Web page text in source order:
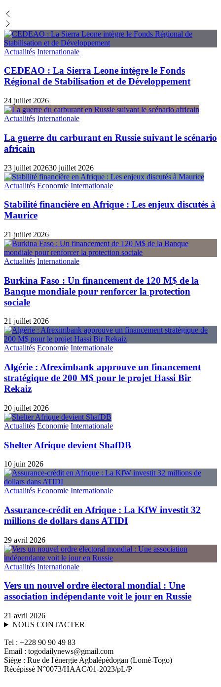
Actualités Internationale
CEDEAO : La Sierra Leone intègre le Fonds
Régional de Stabilisation et de Développement
24 juillet 2026
Actualités Internationale
La guerre du carburant en Russie suivant le scénario
africain
23 juillet 202630 juillet 2026
Actualités Economie Internationale
Stabilité financière en Afrique : Les enjeux discutés à
Maurice
21 juillet 2026
Actualités Internationale
Burkina Faso : Un financement de 120 M$ de la
Banque mondiale pour renforcer la protection
sociale
21 juillet 2026
Actualités Economie Internationale
Algérie : Afreximbank approuve un financement
stratégique de 200 M$ pour le projet Hassi Bir
Rekaiz
20 juillet 2026
Actualités Economie Internationale
Shelter Afrique devient ShafDB
10 juin 2026
Actualités Economie Internationale
Assurance-crédit en Afrique : La KfW investit 32
millions de dollars dans ATIDI
29 avril 2026
Actualités Internationale
Vers un nouvel ordre électoral mondial : Une
association indépendante voit le jour en Russie
21 avril 2026
NOUS CONTACTER
Tel : +228 90 90 49 83
Email : togodailynews@gmail.com
Siège : Rue de l'énergie Agbalépédogan (Lomé-Togo)
Récépissé N°0073/HAAC/01-2023/pL/P